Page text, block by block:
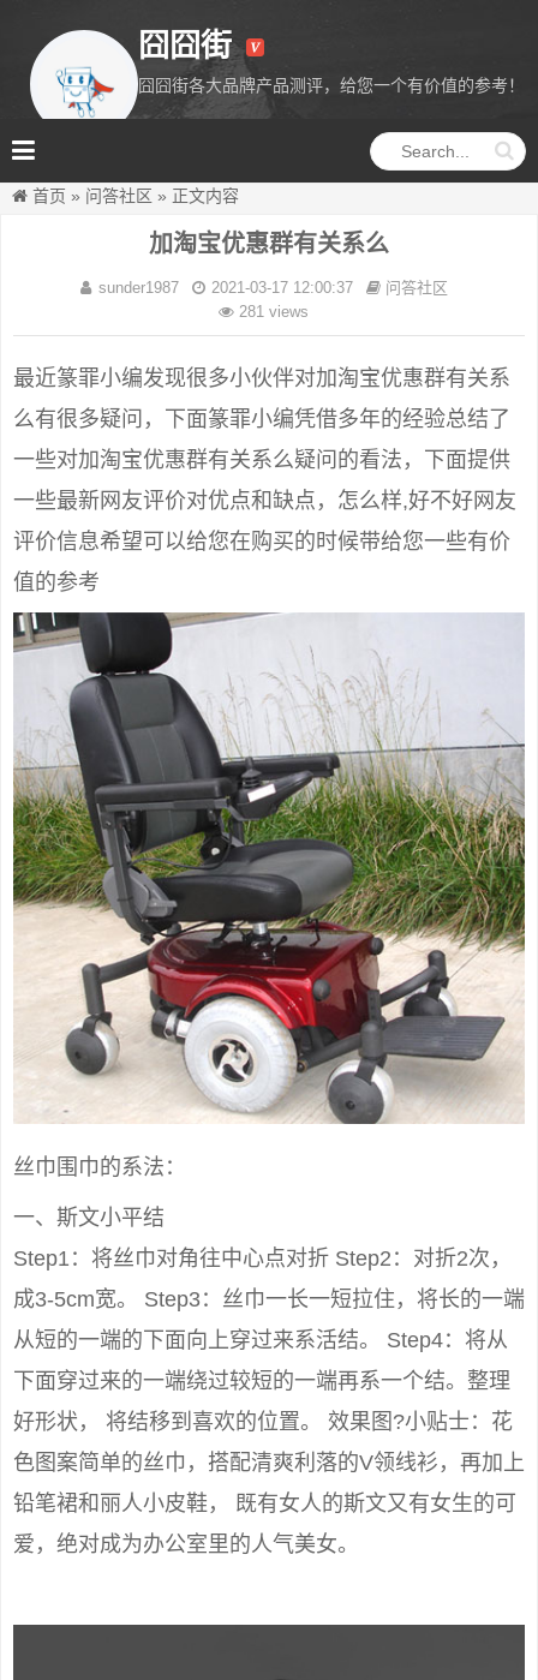
囧囧街
囧囧街各大品牌产品测评，给您一个有价值的参考！
首页 » 问答社区 » 正文内容
加淘宝优惠群有关系么
sunder1987 2021-03-17 12:00:37
问答社区
281 views
最近篆罪小编发现很多小伙伴对加淘宝优惠群有关系
么有很多疑问，下面篆罪小编凭借多年的经验总结了
一些对加淘宝优惠群有关系么疑问的看法，下面提供
一些最新网友评价对优点和缺点，怎么样,好不好网友
评价信息希望可以给您在购买的时候带给您一些有价
值的参考
丝巾围巾的系法：
一、斯文小平结
Step1：将丝巾对角往中心点对折 Step2：对折2次，
成3-5cm宽。 Step3：丝巾一长一短拉住，将长的一端
从短的一端的下面向上穿过来系活结。 Step4：将从
下面穿过来的一端绕过较短的一端再系一个结。整理
好形状， 将结移到喜欢的位置。 效果图?小贴士：花
色图案简单的丝巾，搭配清爽利落的V领线衫，再加上
铅笔裙和丽人小皮鞋， 既有女人的斯文又有女生的可
爱，绝对成为办公室里的人气美女。